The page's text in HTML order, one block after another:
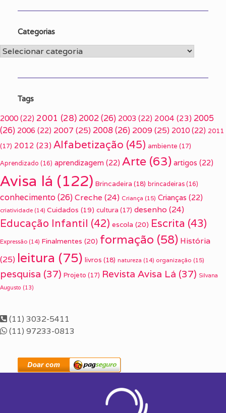
Categorias
Categorias
Tags
2000 (22) 2001 (28) 2002(26) 2003 (22) 2004 (23) 2005
(26) 2006 (22) 2007 (25) 2008(26) 2009(25) 2010 (22) 2011
(17) 2012 (23) Alfabetização (45) ambiente (17)
Aprendizado (16) aprendizagem (22) Arte (63) artigos (22)
Avisa lá (122) Brincadeira (18) brincadeiras (16)
conhecimento(26) Creche (24) Criança (15) Crianças (22)
criatividade (14) Cuidados (19) cultura (17) desenho (24)
Educação Infantil (42) escola (20) Escrita (43)
Expressão (14) Finalmentes (20) formação (58) História
(25) leitura (75) livros (18) natureza (14) organização (15)
pesquisa (37) Projeto (17) Revista Avisa Lá (37) Silvana
Augusto (13)
(11) 3032-5411
(11) 97233-0813